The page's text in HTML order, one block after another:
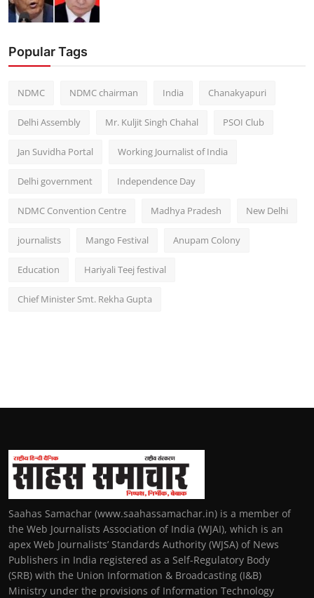
Popular Tags
NDMC NDMC chairman India Chanakyapuri
Delhi Assembly Mr. Kuljit Singh Chahal PSOI Club
Jan Suvidha Portal Working Journalist of India
Delhi government Independence Day
NDMC Convention Centre Madhya Pradesh New Delhi
journalists Mango Festival Anupam Colony
Education Hariyali Teej festival
Chief Minister Smt. Rekha Gupta
Saahas Samachar (www.saahassamachar.in) is a member of
the Web Journalists Association of India (WJAI), which is an
apex Web Journalists’ Standards Authority (WJSA) of News
Publishers in India registered as a Self-Regulatory Body
(SRB) with the Union Information & Broadcasting (I&B)
Ministry under the provisions of Information Technology